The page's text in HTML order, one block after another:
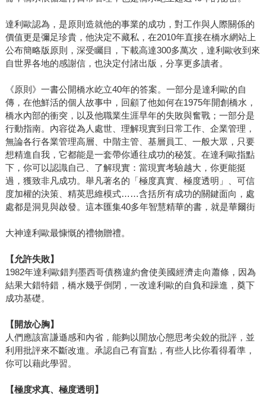
達利歐認為，是原則造就他的事業的成功，對工作與人際關係的
價值更是彌足珍貴，他決定不藏私，在2010年直接在橋水網站上
公布簡略版原則，深受矚目，下載高達300多萬次，達利歐收到來
自世界各地的感謝信，也決定付諸出版，分享更多讀者。
《原則》一書公開橋水屹立40年的答案。一部分是達利歐的自
傳，在他鮮活的個人故事中，回顧了他如何在1975年開創橋水，
橋水內部的衝突，以及他職業生涯早年的失敗與奮戰；一部分是
行動指南。內容從為人處世、理解現實到日常工作、企業管理，
無論各行各業管理高層、中階主管、基層員工、一般大眾，只要
想精進自我，它都能是一套帶你通往成功的秘笈。在達利歐指點
下，你可以認識自己、了解現實：當現實考驗越大，你更能挺
過，獲致非凡成功。舉凡著名的「極度真實、極度透明」、可信
度加權的決策、精英思維模式……含括所有成功的關鍵面向，處
處都是洞見與啟發。這本匯集40多年智慧精華的書，就是華爾街
大神達利歐最慷慨的禮物贈禮。
【允許失敗】
1982年達利歐錯判墨西哥債務違約會使美國經濟走向蕭條，因為
結果大錯特錯，橋水幾乎倒閉，一改達利歐的自負和躁進，奠下
成功基礎。
【開放心胸】
人們應該富謙遜感和內省，能夠以開放心態思考尖銳的批評，並
利用批評來不斷改進。承認自己有盲點，有些人比你看得看準，
你可以藉此學習。
【極度求真、極度透明】